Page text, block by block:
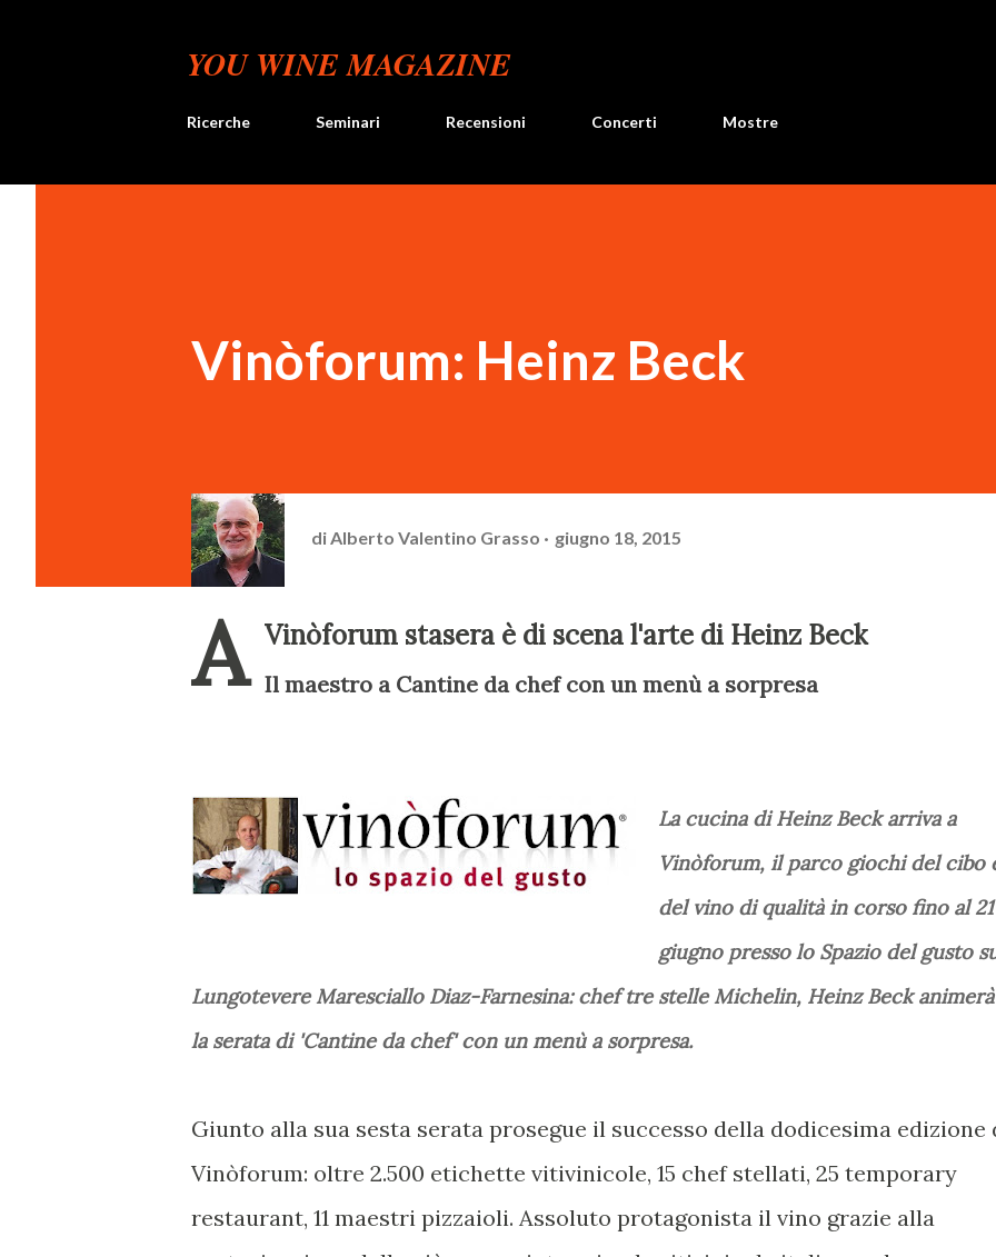
YOU WINE MAGAZINE
Ricerche Seminari Recensioni Concerti Mostre
Vinòforum: Heinz Beck
di Alberto Valentino Grasso giugno 18, 2015
A Vinòforum stasera è di scena l'arte di Heinz Beck
Il maestro a Cantine da chef con un menù a sorpresa
La cucina di Heinz Beck arriva a
Vinòforum, il parco giochi del cibo
del vino di qualità in corso fino al 21
giugno presso lo Spazio del gusto
Lungotevere Maresciallo Diaz-Farnesina: chef tre stelle Michelin, Heinz Beck animerà
la serata di 'Cantine da chef' con un menù a sorpresa.
Giunto alla sua sesta serata prosegue il successo della dodicesima edizione
Vinòforum: oltre 2.500 etichette vitivinicole, 15 chef stellati, 25 temporary
restaurant, 11 maestri pizzaioli. Assoluto protagonista il vino grazie alla